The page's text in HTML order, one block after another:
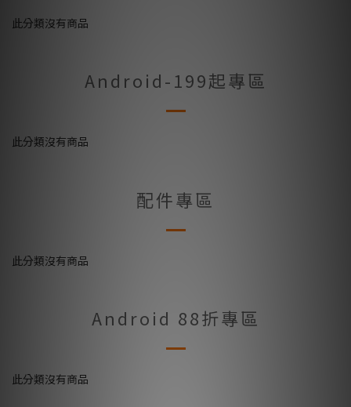
此分類沒有商品
Android-199起專區
此分類沒有商品
配件專區
此分類沒有商品
Android 88折專區
此分類沒有商品